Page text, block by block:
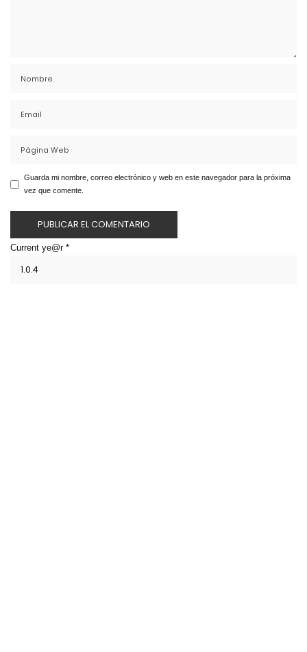
Guarda mi nombre, correo electrónico y web en este navegador para la próxima
vez que comente.
Current ye@r *